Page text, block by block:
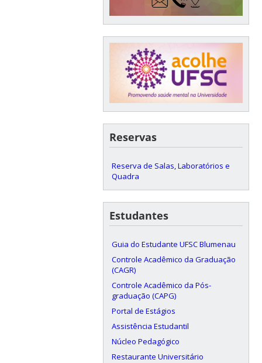
Reservas
Reserva de Salas, Laboratórios e
Quadra
Estudantes
Guia do Estudante UFSC Blumenau
Controle Acadêmico da Graduação
(CAGR)
Controle Acadêmico da Pós-
graduação (CAPG)
Portal de Estágios
Assistência Estudantil
Núcleo Pedagógico
Restaurante Universitário